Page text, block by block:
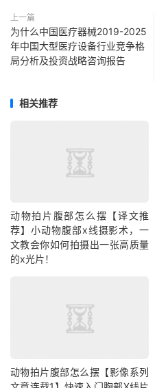
上一篇
为什么中国医疗器械2019-2025
年中国大型医疗设备行业竞争格
局分析及投资战略咨询报告
相关推荐
动物拍片腹部怎么摆【译文推
荐】小动物腹部x线摄影术，一
文教会你如何拍摄出一张高质量
的x光片！
动物拍片腹部怎么摆【影像系列